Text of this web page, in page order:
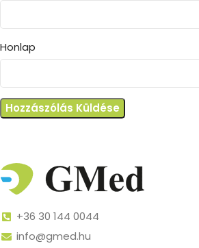
Honlap
+36 30 144 0044
info@gmed.hu